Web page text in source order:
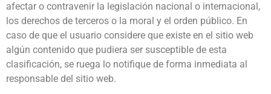
afectar o contravenir la legislación nacional o internacional,
los derechos de terceros o la moral y el orden público. En
caso de que el usuario considere que existe en el sitio web
algún contenido que pudiera ser susceptible de esta
clasificación, se ruega lo notifique de forma inmediata al
responsable del sitio web.